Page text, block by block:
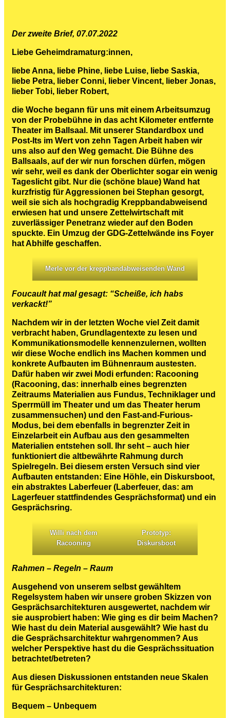
Der zweite Brief, 07.07.2022
Liebe Geheimdramaturg:innen,
liebe Anna, liebe Phine, liebe Luise, liebe Saskia,
liebe Petra, lieber Conni, lieber Vincent, lieber Jonas,
lieber Tobi, lieber Robert,
die Woche begann für uns mit einem Arbeitsumzug
von der Probebühne in das acht Kilometer entfernte
Theater im Ballsaal. Mit unserer Standardbox und
Post-Its im Wert von zehn Tagen Arbeit haben wir
uns also auf den Weg gemacht. Die Bühne des
Ballsaals, auf der wir nun forschen dürfen, mögen
wir sehr, weil es dank der Oberlichter sogar ein wenig
Tageslicht gibt. Nur die (schöne blaue) Wand hat
kurzfristig für Aggressionen bei Stephan gesorgt,
weil sie sich als hochgradig Kreppbandabweisend
erwiesen hat und unsere Zettelwirtschaft mit
zuverlässiger Penetranz wieder auf den Boden
spuckte. Ein Umzug der GDG-Zettelwände ins Foyer
hat Abhilfe geschaffen.
Merle vor der kreppbandabweisenden Wand
Foucault hat mal gesagt: “Scheiße, ich habs
verkackt!”
Nachdem wir in der letzten Woche viel Zeit damit
verbracht haben, Grundlagentexte zu lesen und
Kommunikationsmodelle kennenzulernen, wollten
wir diese Woche endlich ins Machen kommen und
konkrete Aufbauten im Bühnenraum austesten.
Dafür haben wir zwei Modi erfunden: Racooning
(Racooning, das: innerhalb eines begrenzten
Zeitraums Materialien aus Fundus, Techniklager und
Sperrmüll im Theater und um das Theater herum
zusammensuchen) und den Fast-and-Furious-
Modus, bei dem ebenfalls in begrenzter Zeit in
Einzelarbeit ein Aufbau aus den gesammelten
Materialien entstehen soll. Ihr seht – auch hier
funktioniert die altbewährte Rahmung durch
Spielregeln. Bei diesem ersten Versuch sind vier
Aufbauten entstanden: Eine Höhle, ein Diskursboot,
ein abstraktes Laberfeuer (Laberfeuer, das: am
Lagerfeuer stattfindendes Gesprächsformat) und ein
Gesprächsring.
Willi nach dem
Racooning
Prototyp:
Diskursboot
Rahmen – Regeln – Raum
Ausgehend von unserem selbst gewähltem
Regelsystem haben wir unsere groben Skizzen von
Gesprächsarchitekturen ausgewertet, nachdem wir
sie ausprobiert haben: Wie ging es dir beim Machen?
Wie hast du dein Material ausgewählt? Wie hast du
die Gesprächsarchitektur wahrgenommen? Aus
welcher Perspektive hast du die Gesprächssituation
betrachtet/betreten?
Aus diesen Diskussionen entstanden neue Skalen
für Gesprächsarchitekturen:
Bequem – Unbequem